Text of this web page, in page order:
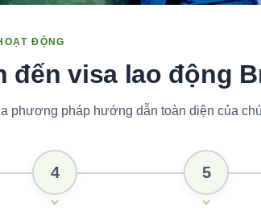
ĐỘNG
đến visa lao động
phương pháp hướng dẫn toàn diện của
4 5